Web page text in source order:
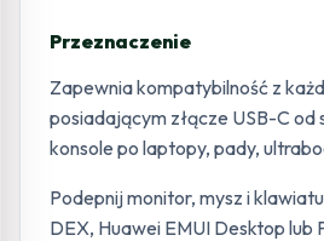
Przeznaczenie
Zapewnia kompatybilność z
posiadającym złącze USB-C
konsole po laptopy, pady,
Podepnij monitor, mysz i
DEX, Huawei EMUI Desktop lub